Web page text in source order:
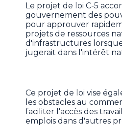
Le projet de loi C-5
gouvernement des
pour approuver
projets de ressources
d'infrastructures
jugerait dans l'intérêt
Ce projet de loi vise
les obstacles au
faciliter l'accès des
emplois dans d'autres